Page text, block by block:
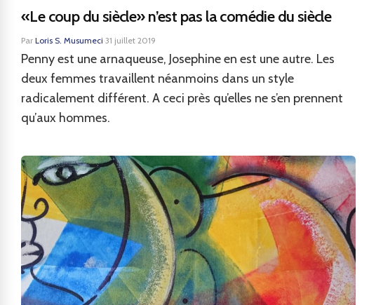
«Le coup du siècle» n’est pas la comédie du siècle
Par Loris S. Musumeci·31 juillet 2019
Penny est une arnaqueuse, Josephine en est une autre. Les
deux femmes travaillent néanmoins dans un style
radicalement différent. A ceci près qu’elles ne s’en prennent
qu’aux hommes.